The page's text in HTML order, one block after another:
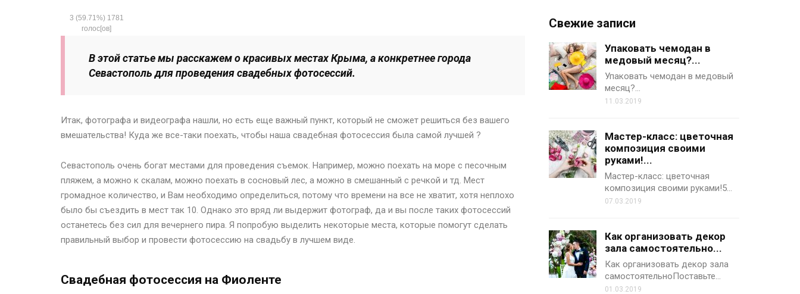
3 (59.71%) 1781
голос[ов]
В этой статье мы расскажем о красивых местах Крыма, а конкретнее города
Севастополь для проведения свадебных фотосессий.
Итак, фотографа и видеографа нашли, но есть еще важный пункт, который не сможет решиться без вашего
вмешательства! Куда же все-таки поехать, чтобы наша свадебная фотосессия была самой лучшей ?
Севастополь очень богат местами для проведения съемок. Например, можно поехать на море с песочным
пляжем, а можно к скалам, можно поехать в сосновый лес, а можно в смешанный с речкой и тд. Мест
громадное количество, и Вам необходимо определиться, потому что времени на все не хватит, хотя неплохо
было бы съездить в мест так 10. Однако это вряд ли выдержит фотограф, да и вы после таких фотосессий
останетесь без сил для вечернего пира. Я попробую выделить некоторые места, которые помогут сделать
правильный выбор и провести фотосессию на свадьбу в лучшем виде.
Свадебная фотосессия на Фиоленте
Свежие записи
Упаковать чемодан в
медовый месяц?...
Упаковать чемодан в медовый
месяц?…
11.03.2019
Мастер-класс: цветочная
композиция своими
руками!...
Мастер-класс: цветочная
композиция своими руками!5…
07.03.2019
Как организовать декор
зала самостоятельно...
Как организовать декор зала
самостоятельноПоставьте…
01.03.2019